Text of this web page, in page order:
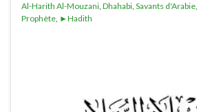
Al-Harith Al-Mouzani, Dhahabi, Savants d'Arabie,
Prophète, ►Hadith